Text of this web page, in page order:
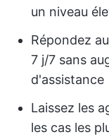
un niveau
Répondez
7 j/7 sans
d'assistance
Laissez les
les cas les